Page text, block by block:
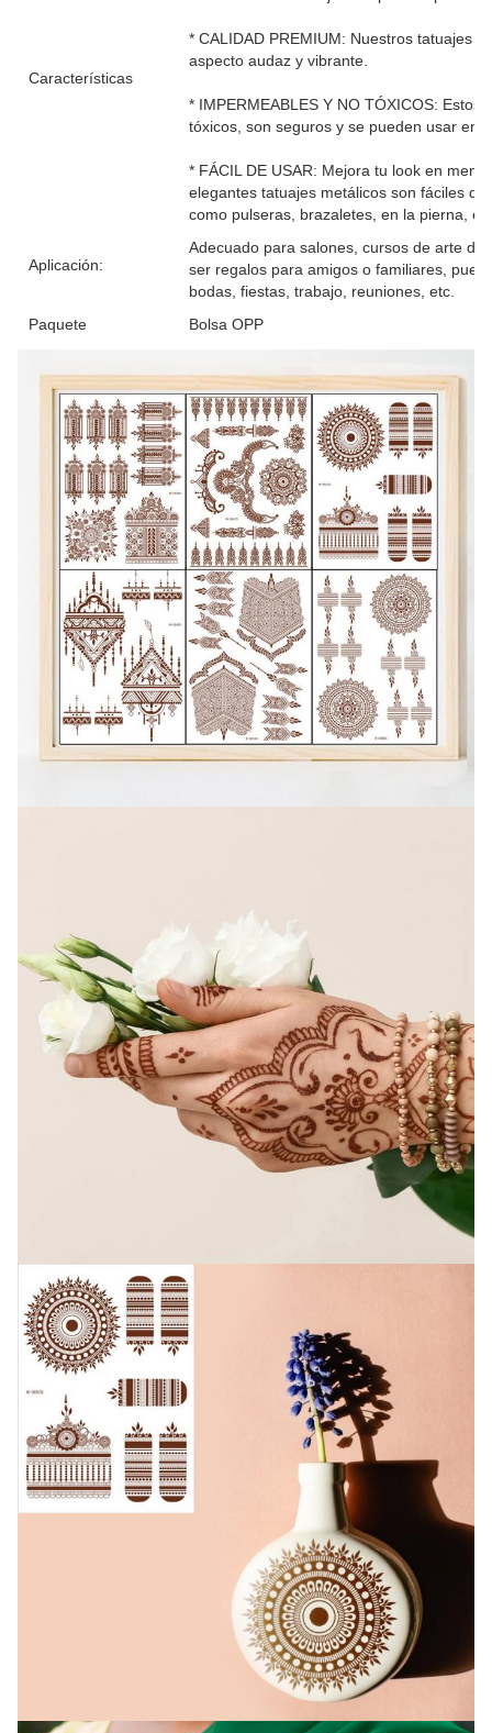
Características
* CALIDAD PREMIUM: Nuestros tatuajes
aspecto audaz y vibrante.
* IMPERMEABLES Y NO TÓXICOS:
tóxicos, son seguros y se pueden usar en
* FÁCIL DE USAR: Mejora tu look en
elegantes tatuajes metálicos son fáciles
como pulseras, brazaletes, en la pierna,
Aplicación:
Adecuado para salones, cursos de arte
ser regalos para amigos o familiares,
bodas, fiestas, trabajo, reuniones, etc.
Paquete
Bolsa OPP